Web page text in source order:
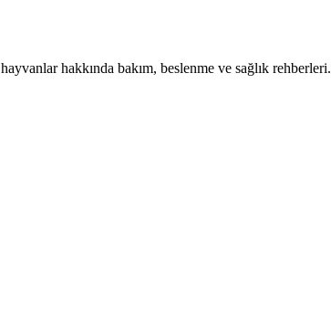
hakkında bakım, beslenme ve sağlık rehberleri.